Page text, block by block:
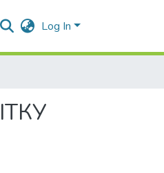
Log In